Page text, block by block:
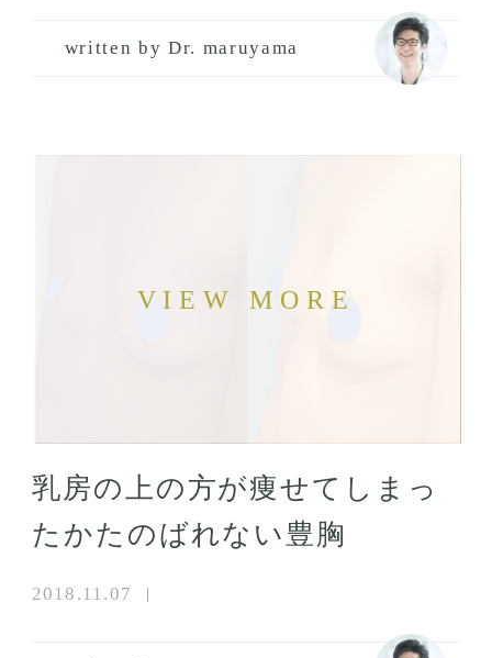
written by Dr. maruyama
乳房の上の方が痩せてしまっ
たかたのばれない豊胸
2018.11.07